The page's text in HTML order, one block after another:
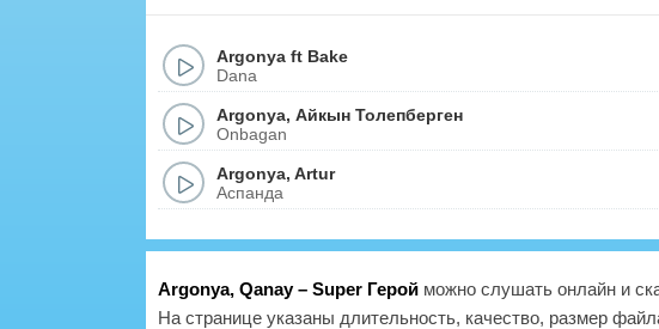
Argonya ft Bake
Dana
Argonya, Айкын Толепберген
Onbagan
Argonya, Artur
Аспанда
Argonya, Qanay – Super Герой можно слушать онлайн и
На странице указаны длительность, качество, размер